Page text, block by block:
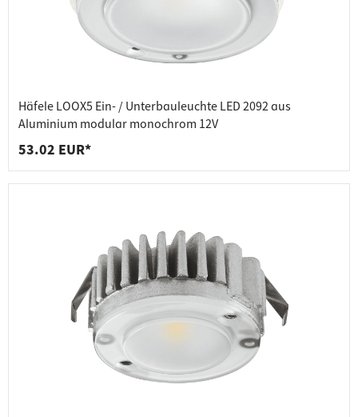
Häfele LOOX5 Ein- / Unterbauleuchte LED 2092 aus
Aluminium modular monochrom 12V
53.02 EUR*